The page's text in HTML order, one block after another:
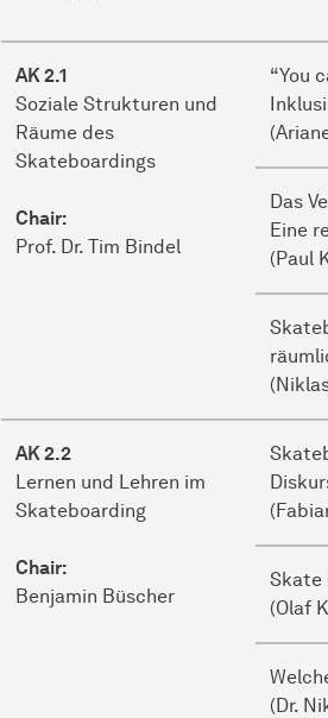
AK 2.1
Soziale Strukturen und
Räume des
Skateboardings
Chair:
Prof. Dr. Tim Bindel
“You
Das
Eine
(Paul
AK 2.2
Lernen und Lehren im
Skateboarding
Chair:
Benjamin Büscher
Skate
(Olaf
(Dr.